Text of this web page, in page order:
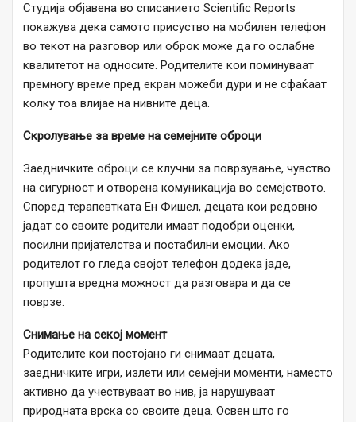
Студија објавена во списанието Scientific Reports
покажува дека самото присуство на мобилен телефон
во текот на разговор или оброк може да го ослабне
квалитетот на односите. Родителите кои поминуваат
премногу време пред екран можеби дури и не сфаќаат
колку тоа влијае на нивните деца.
Скролување за време на семејните оброци
Заедничките оброци се клучни за поврзување, чувство
на сигурност и отворена комуникација во семејството.
Според терапевтката Ен Фишел, децата кои редовно
јадат со своите родители имаат подобри оценки,
посилни пријателства и постабилни емоции. Ако
родителот го гледа својот телефон додека јаде,
пропушта вредна можност да разговара и да се
поврзе.
Снимање на секој момент
Родителите кои постојано ги снимаат децата,
заедничките игри, излети или семејни моменти, наместо
активно да учествуваат во нив, ја нарушуваат
природната врска со своите деца. Освен што го